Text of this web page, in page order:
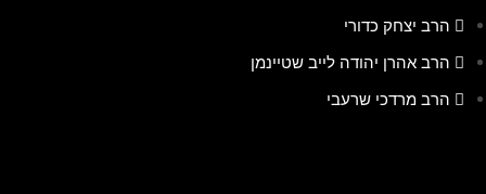
הרב יצחק כדורי
הרב אהרן יהודה לייב שטיינמן
הרב מרדכי שרעבי